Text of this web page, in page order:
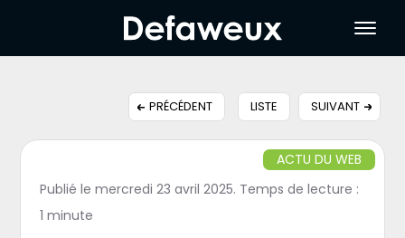
PRÉCÉDENT LISTE SUIVANT
ACTU DU WEB
Publié le mercredi 23 avril 2025. Temps de lecture :
1 minute